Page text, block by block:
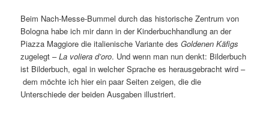
Beim Nach-Messe-Bummel durch das historische Zentrum von
Bologna habe ich mir dann in der Kinderbuchhandlung an der
Piazza Maggiore die italienische Variante desGoldenen Käfigs
zugelegt –La voliera d’oro. Und wenn man nun denkt: Bilderbuch
ist Bilderbuch, egal in welcher Sprache es herausgebracht wird –
dem möchte ich hier ein paar Seiten zeigen, die die
Unterschiede der beiden Ausgaben illustriert.